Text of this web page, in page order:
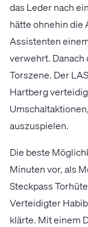
das Leder nach
hätte ohnehin die
Assistenten
verwehrt. Danach
Torszene. Der
Hartberg
auszuspielen.
Die beste
Minuten vor, als
Steckpass
Verteidigter
klärte. Mit einem